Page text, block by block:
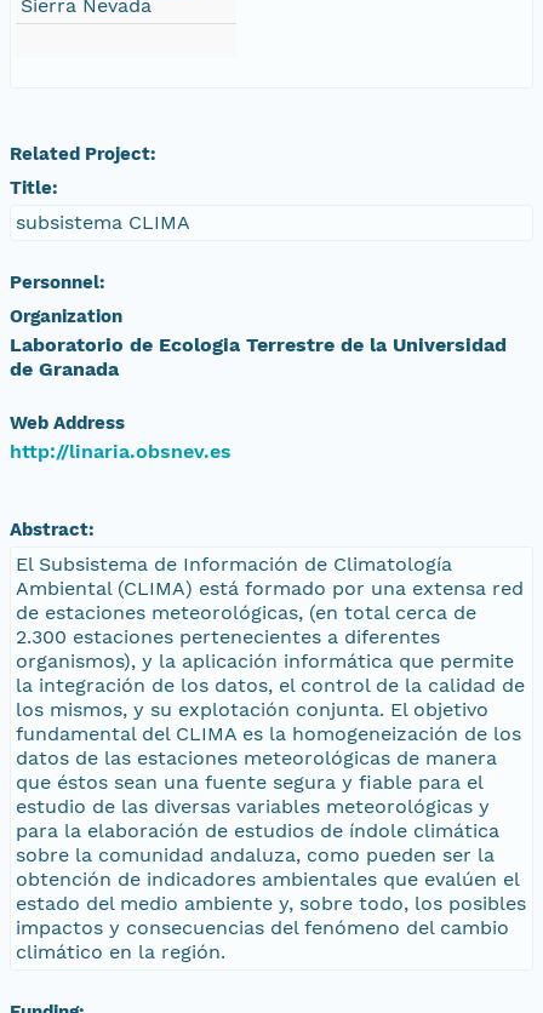
Sierra Nevada
Related Project:
Title:
subsistema CLIMA
Personnel:
Organization
Laboratorio de Ecologia Terrestre de la Universidad
de Granada
Web Address
http://linaria.obsnev.es
Abstract:
El Subsistema de Información de Climatología
Ambiental (CLIMA) está formado por una extensa red
de estaciones meteorológicas, (en total cerca de
2.300 estaciones pertenecientes a diferentes
organismos), y la aplicación informática que permite
la integración de los datos, el control de la calidad de
los mismos, y su explotación conjunta. El objetivo
fundamental del CLIMA es la homogeneización de los
datos de las estaciones meteorológicas de manera
que éstos sean una fuente segura y fiable para el
estudio de las diversas variables meteorológicas y
para la elaboración de estudios de índole climática
sobre la comunidad andaluza, como pueden ser la
obtención de indicadores ambientales que evalúen el
estado del medio ambiente y, sobre todo, los posibles
impactos y consecuencias del fenómeno del cambio
climático en la región.